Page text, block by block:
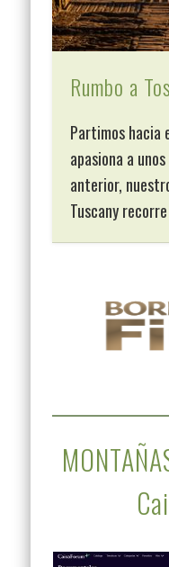
Rumbo a
Partimos hacia
apasiona a
anterior,
Tuscany